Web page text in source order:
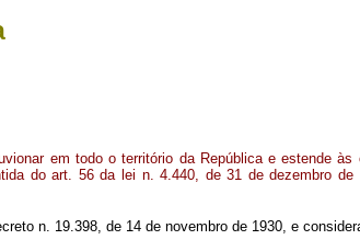
em todo o território da República e estende às
do art. 56 da lei n. 4.440, de 31 de dezembro
n. 19.398, de 14 de novembro de 1930, e